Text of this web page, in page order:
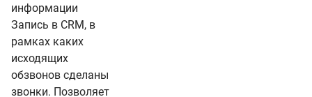
информации
Запись в CRM, в
рамках каких
исходящих
обзвонов сделаны
звонки. Позволяет